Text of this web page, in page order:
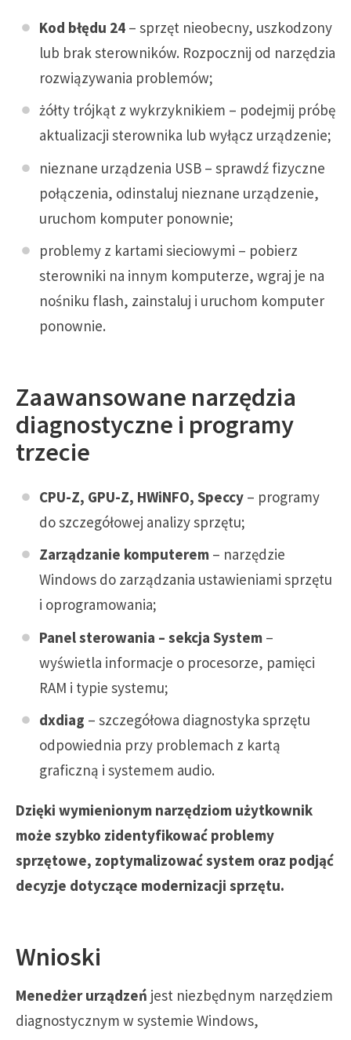
Kod błędu 24 – sprzęt nieobecny, uszkodzony
lub brak sterowników. Rozpocznij od narzędzia
rozwiązywania problemów;
żółty trójkąt z wykrzyknikiem – podejmij próbę
aktualizacji sterownika lub wyłącz urządzenie;
nieznane urządzenia USB – sprawdź fizyczne
połączenia, odinstaluj nieznane urządzenie,
uruchom komputer ponownie;
problemy z kartami sieciowymi – pobierz
sterowniki na innym komputerze, wgraj je na
nośniku flash, zainstaluj i uruchom komputer
ponownie.
Zaawansowane narzędzia
diagnostyczne i programy
trzecie
CPU-Z, GPU-Z, HWiNFO, Speccy – programy
do szczegółowej analizy sprzętu;
Zarządzanie komputerem – narzędzie
Windows do zarządzania ustawieniami sprzętu
i oprogramowania;
Panel sterowania – sekcja System –
wyświetla informacje o procesorze, pamięci
RAM i typie systemu;
dxdiag – szczegółowa diagnostyka sprzętu
odpowiednia przy problemach z kartą
graficzną i systemem audio.
Dzięki wymienionym narzędziom użytkownik
może szybko zidentyfikować problemy
sprzętowe, zoptymalizować system oraz podjąć
decyzje dotyczące modernizacji sprzętu.
Wnioski
Menedżer urządzeń jest niezbędnym narzędziem
diagnostycznym w systemie Windows,